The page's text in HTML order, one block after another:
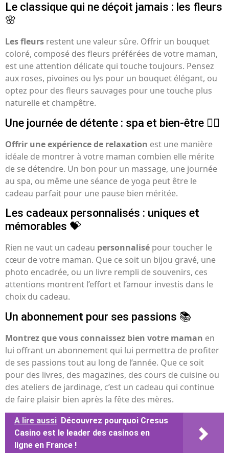
Le classique qui ne déçoit jamais : les fleurs
🌸
Les fleurs restent une valeur sûre. Offrir un bouquet
coloré, composé des fleurs préférées de votre maman,
est une attention délicate qui touche toujours. Pensez
aux roses, pivoines ou lys pour un bouquet élégant, ou
optez pour des fleurs sauvages pour une touche plus
naturelle et champêtre.
Une journée de détente : spa et bien-être 🧖‍♀️
Offrir une expérience de relaxation est une manière
idéale de montrer à votre maman combien elle mérite
de se détendre. Un bon pour un massage, une journée
au spa, ou même une séance de yoga peut être le
cadeau parfait pour une pause bien méritée.
Les cadeaux personnalisés : uniques et
mémorables 💝
Rien ne vaut un cadeau personnalisé pour toucher le
cœur de votre maman. Que ce soit un bijou gravé, une
photo encadrée, ou un livre rempli de souvenirs, ces
attentions montrent l’effort et l’amour investis dans le
choix du cadeau.
Un abonnement pour ses passions 📚
Montrez que vous connaissez bien votre maman en
lui offrant un abonnement qui lui permettra de profiter
de ses passions tout au long de l’année. Que ce soit
pour des livres, des magazines, des cours de cuisine ou
des ateliers de jardinage, c’est un cadeau qui continue
de faire plaisir bien après la fête des mères.
A lire aussi Découvrez pourquoi Cresus
Casino est le leader des casinos en
ligne en France !